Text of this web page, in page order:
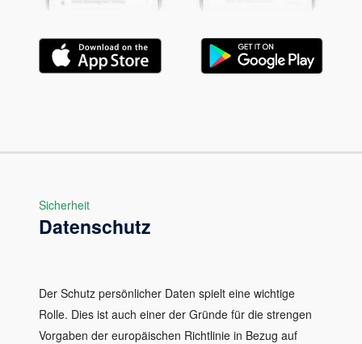
Sicherheit
Datenschutz
Der Schutz persönlicher Daten spielt eine wichtige
Rolle. Dies ist auch einer der Gründe für die strengen
Vorgaben der europäischen Richtlinie in Bezug auf